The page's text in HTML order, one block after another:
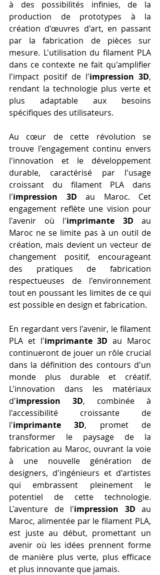
à des possibilités infinies, de la
production de prototypes à la
création d'œuvres d'art, en passant
par la fabrication de pièces sur
mesure. L'utilisation du filament PLA
dans ce contexte ne fait qu'amplifier
l'impact positif de l'impression 3D,
rendant la technologie plus verte et
plus adaptable aux besoins
spécifiques des utilisateurs.
Au cœur de cette révolution se
trouve l'engagement continu envers
l'innovation et le développement
durable, caractérisé par l'usage
croissant du filament PLA dans
l'impression 3D au Maroc. Cet
engagement reflète une vision pour
l'avenir où l'imprimante 3D au
Maroc ne se limite pas à un outil de
création, mais devient un vecteur de
changement positif, encourageant
des pratiques de fabrication
respectueuses de l'environnement
tout en poussant les limites de ce qui
est possible en design et fabrication.
En regardant vers l'avenir, le filament
PLA et l'imprimante 3D au Maroc
continueront de jouer un rôle crucial
dans la définition des contours d'un
monde plus durable et créatif.
L'innovation dans les matériaux
d'impression 3D, combinée à
l'accessibilité croissante de
l'imprimante 3D, promet de
transformer le paysage de la
fabrication au Maroc, ouvrant la voie
à une nouvelle génération de
designers, d'ingénieurs et d'artistes
qui embrassent pleinement le
potentiel de cette technologie.
L'aventure de l'impression 3D au
Maroc, alimentée par le filament PLA,
est juste au début, promettant un
avenir où les idées prennent forme
de manière plus verte, plus efficace
et plus innovante que jamais.